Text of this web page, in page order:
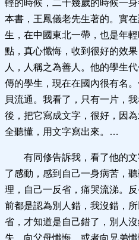
輕的時候，二十幾歲的時候一
本書，王鳳儀老先生著的。實
生，在中國東北一帶，也是年
點，真心懺悔，收到很好的效
人，人稱之為善人。他的學生
傳的學生，現在在國內很有名
貝流通。我看了，只有一片，
後，把它寫成文字，很好，因
全聽懂，用文字寫出來。…
有同修告訴我，看了他的
了感動，感到自己一身病苦，
理，自己一反省，痛哭流涕。
前都是認為別人錯，我沒錯，
省，才知道是自己錯了，別人